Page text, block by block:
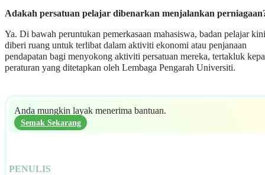
Adakah persatuan pelajar dibenarkan menjalankan
Ya. Di bawah peruntukan pemerkasaan mahasiswa, badan pelajar kini
diberi ruang untuk terlibat dalam aktiviti ekonomi atau penjanaan
pendapatan bagi menyokong aktiviti persatuan mereka, tertakluk
peraturan yang ditetapkan oleh Lembaga Pengarah Universiti.
Anda mungkin layak menerima bantuan.
Semak Sekarang
PENULIS